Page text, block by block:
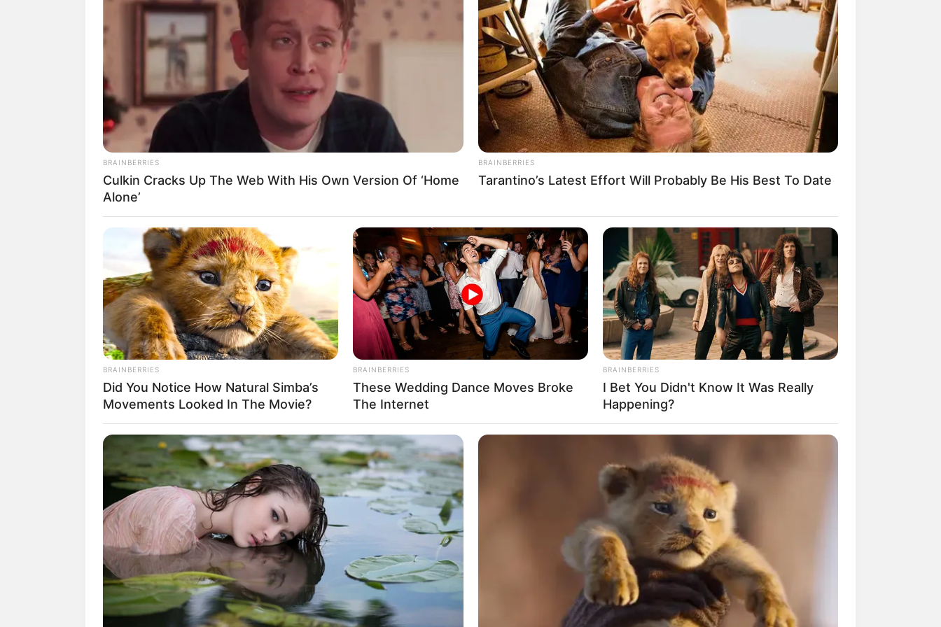
(foto: instagram/cha_schagerl)
Biodata & Profil
Nama Lengkap: Chantiq Alura Josephine
Nama Panggung: Chantiq Schagerl
Nama Panggilan: Chantiq
Tempat, Tanggal Lahir: Austria, 4 Oktober 2003
Kewarganegaraan: Indonesia
8 Kata Lucu Seputar Malam
Minggu ala Jomblo yang Bikin
Ngenes
10 Desain Kanopi Tempat
Tidur, Serasa Beristirahat di
Kamar Raja
Tampil Lebih Modern, 7 Potret
Hasil Renovasi Rumah Berusia
90 Tahun
BRAINBERRIES
Culkin Cracks Up The Web With His Own Version Of ‘Home
Alone’
BRAINBERRIES
Tarantino’s Latest Effort Will Probably Be His Best To Date
BRAINBERRIES
Did You Notice How Natural Simba’s
Movements Looked In The Movie?
BRAINBERRIES
These Wedding Dance Moves Broke
The Internet
BRAINBERRIES
I Bet You Didn't Know It Was Really
Happening?